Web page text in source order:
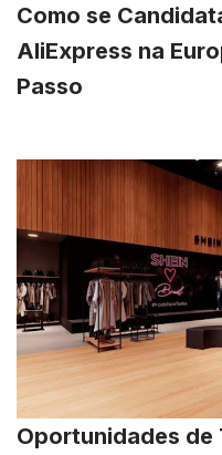
Como se
AliExpress na
Passo
Oportunidades de